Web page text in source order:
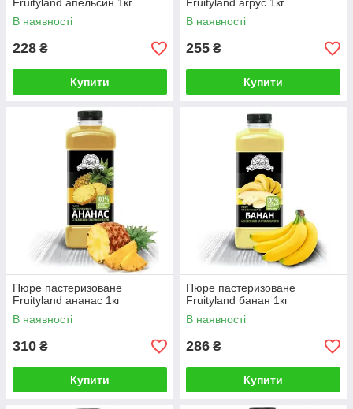
В наявності
228 ₴
Купити
В наявності
255 ₴
Купити
Пюре пастеризоване
Fruityland ананас 1кг
В наявності
310 ₴
Купити
Пюре пастеризоване
Fruityland банан 1кг
В наявності
286 ₴
Купити